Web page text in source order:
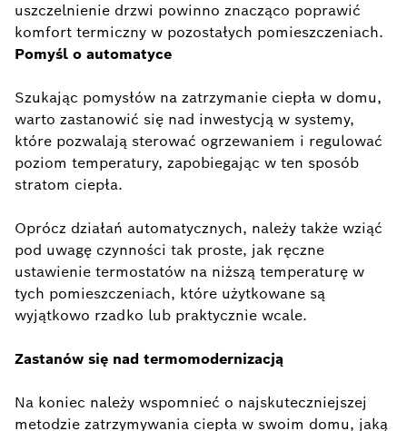
uszczelnienie drzwi powinno znacząco poprawić
komfort termiczny w pozostałych pomieszczeniach.
Pomyśl o automatyce
Szukając pomysłów na zatrzymanie ciepła w domu,
warto zastanowić się nad inwestycją w systemy,
które pozwalają sterować ogrzewaniem i regulować
poziom temperatury, zapobiegając w ten sposób
stratom ciepła.
Oprócz działań automatycznych, należy także wziąć
pod uwagę czynności tak proste, jak ręczne
ustawienie termostatów na niższą temperaturę w
tych pomieszczeniach, które użytkowane są
wyjątkowo rzadko lub praktycznie wcale.
Zastanów się nad termomodernizacją
Na koniec należy wspomnieć o najskuteczniejszej
metodzie zatrzymywania ciepła w swoim domu, jaką